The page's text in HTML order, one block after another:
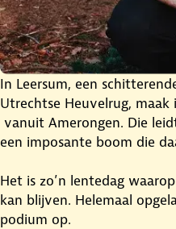
In Leersum, een
Utrechtse Heuvelrug, maak
vanuit Amerongen. Die
een imposante boom die
Het is zo’n lentedag
kan blijven. Helemaal
podium op.